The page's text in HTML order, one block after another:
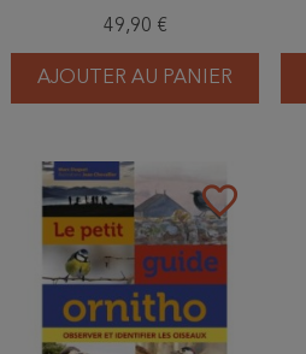
tempérée
49,90 €
AJOUTER AU PANIER
favorite_border